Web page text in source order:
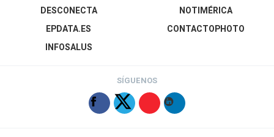
DESCONECTA
EPDATA.ES
INFOSALUS
NOTIMÉRICA
CONTACTOPHOTO
SÍGUENOS